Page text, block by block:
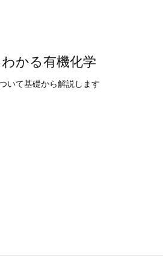
かる有機化学
いて基礎から解説します